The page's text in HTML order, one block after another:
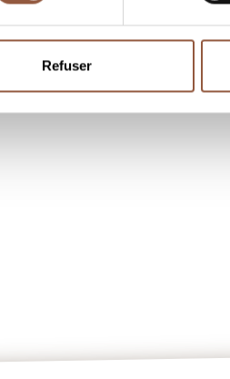
Refuser